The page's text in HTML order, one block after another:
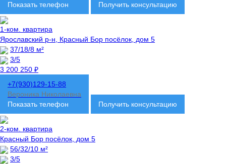
Показать телефон
Получить консультацию
1-ком. квартира
Ярославский р-н, Красный Бор посёлок, дом 5
37/18/8 м²
3/5
3 200 250 ₽
+7(930)129-15-88
Вероника Николаевна
Показать телефон
Получить консультацию
2-ком. квартира
Красный Бор посёлок, дом 5
56/32/10 м²
3/5